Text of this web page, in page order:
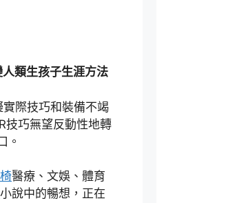
類生孩子生涯方法
際技巧和裝備不竭
技巧無望反動性地轉
。
醫療、文娛、體育
小說中的暢想，正在